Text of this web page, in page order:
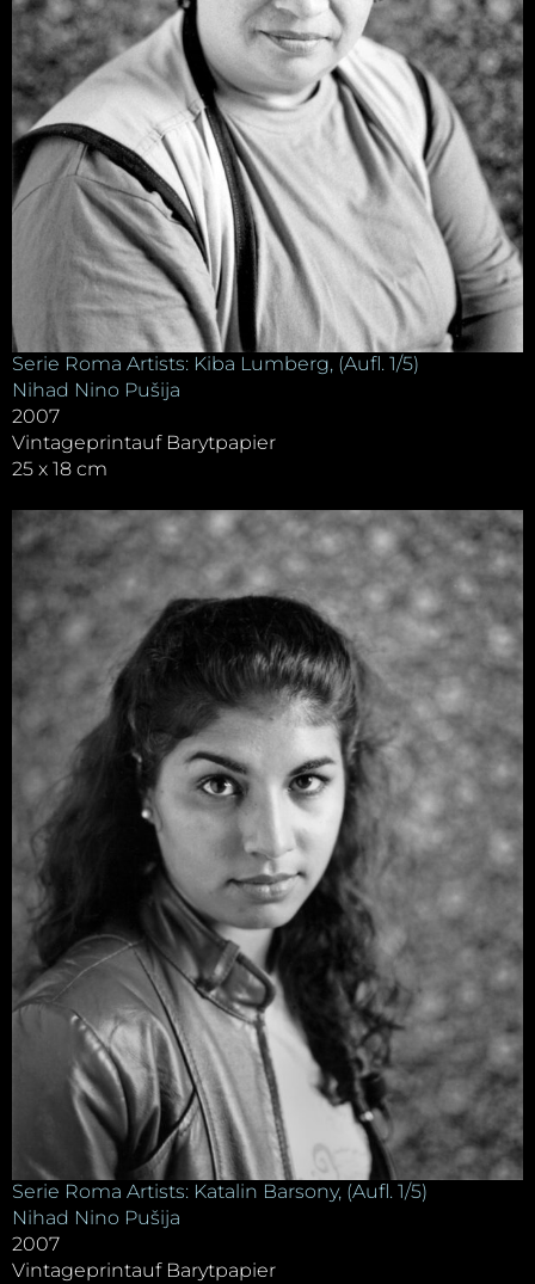
Serie Roma Artists: Kiba Lumberg, (Aufl. 1/5)
Nihad Nino Pušija
2007
Vintageprintauf Barytpapier
25 x 18 cm
Serie Roma Artists: Katalin Barsony, (Aufl. 1/5)
Nihad Nino Pušija
2007
Vintageprintauf Barytpapier